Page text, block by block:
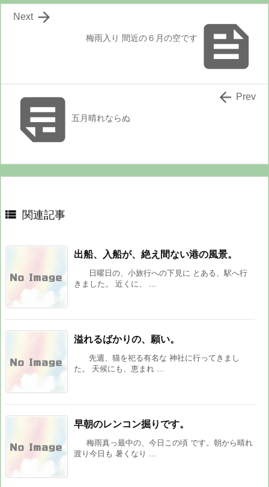

梅雨入り 間近の６月の空です

Next
五月晴れならぬ
 Prev
 関連記事
出船、入船が、絶え間ない港の風景。
日曜日の、小旅行への下見に とある、駅へ行
きました。 近くに、 ...
溢れるばかりの、願い。
先週、猫を祀る有名な 神社に行ってきまし
た。 天候にも、恵まれ ...
早朝のレンコン掘りです。
梅雨真っ最中の、今日この頃 です。朝から晴れ
渡り今日も 暑くなり ...